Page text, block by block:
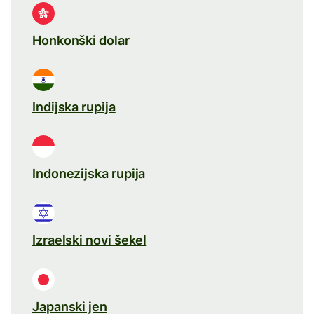
Honkonški dolar
Indijska rupija
Indonezijska rupija
Izraelski novi šekel
Japanski jen